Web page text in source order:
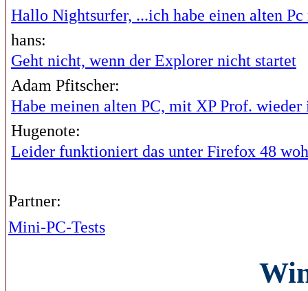
Hallo Nightsurfer, ...ich habe einen alten Pc
hans:
Geht nicht, wenn der Explorer nicht startet
Adam Pfitscher:
Habe meinen alten PC, mit XP Prof. wieder
Hugenote:
Leider funktioniert das unter Firefox 48
Partner:
Mini-PC-Tests